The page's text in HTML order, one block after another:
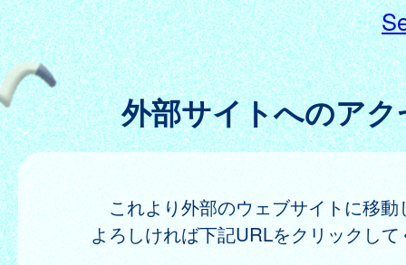
外部サイトへのア
これより外部のウェブサイトに移動
よろしければ下記URLをクリックし